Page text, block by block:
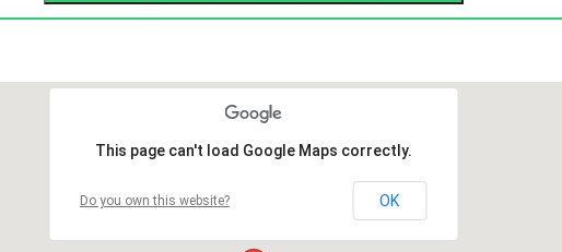
This page can't load Google Maps correctly.
Do you own this website? OK